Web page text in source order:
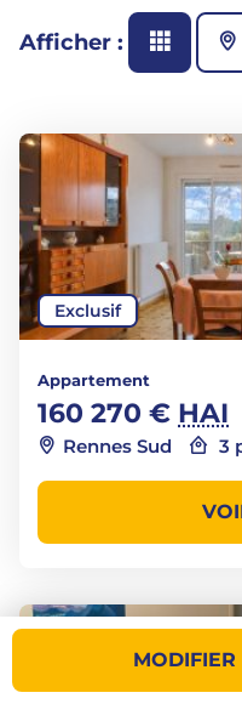
MODIFIER
Afficher :
Exclusif
Appartement
160 270 € HAI
Rennes Sud 3